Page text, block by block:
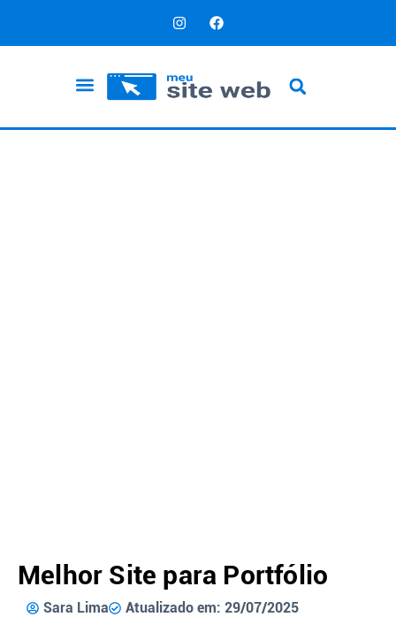
Melhor Site para Portfólio
Sara Lima Atualizado em: 29/07/2025